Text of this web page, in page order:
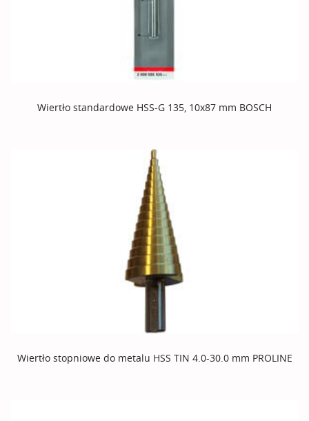
Wiertło standardowe HSS-G 135, 10x87 mm BOSCH
Wiertło stopniowe do metalu HSS TIN 4.0-30.0 mm PROLINE